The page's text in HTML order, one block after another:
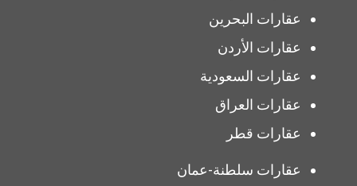
عقارات البحرين
عقارات الأردن
عقارات السعودية
عقارات العراق
عقارات قطر
عقارات سلطنة-عمان